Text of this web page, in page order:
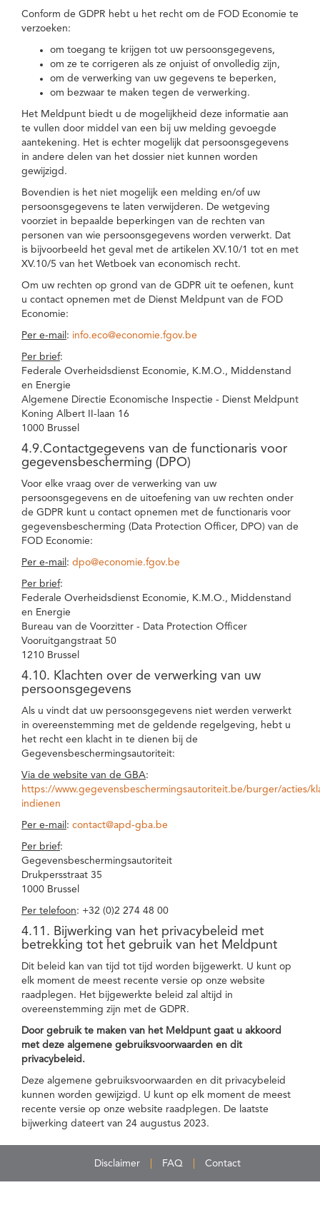
Conform de GDPR hebt u het recht om de FOD Economie te
verzoeken:
om toegang te krijgen tot uw persoonsgegevens,
om ze te corrigeren als ze onjuist of onvolledig zijn,
om de verwerking van uw gegevens te beperken,
om bezwaar te maken tegen de verwerking.
Het Meldpunt biedt u de mogelijkheid deze informatie aan
te vullen door middel van een bij uw melding gevoegde
aantekening. Het is echter mogelijk dat persoonsgegevens
in andere delen van het dossier niet kunnen worden
gewijzigd.
Bovendien is het niet mogelijk een melding en/of uw
persoonsgegevens te laten verwijderen. De wetgeving
voorziet in bepaalde beperkingen van de rechten van
personen van wie persoonsgegevens worden verwerkt. Dat
is bijvoorbeeld het geval met de artikelen XV.10/1 tot en met
XV.10/5 van het Wetboek van economisch recht.
Om uw rechten op grond van de GDPR uit te oefenen, kunt
u contact opnemen met de Dienst Meldpunt van de FOD
Economie:
Per e-mail : info.eco@economie.fgov.be
Per brief:
Federale Overheidsdienst Economie, K.M.O., Middenstand
en Energie
Algemene Directie Economische Inspectie - Dienst Meldpunt
Koning Albert II-laan 16
1000 Brussel
4.9.Contactgegevens van de functionaris voor
gegevensbescherming (DPO)
Voor elke vraag over de verwerking van uw
persoonsgegevens en de uitoefening van uw rechten onder
de GDPR kunt u contact opnemen met de functionaris voor
gegevensbescherming (Data Protection Officer, DPO) van de
FOD Economie:
Per e-mail : dpo@economie.fgov.be
Per brief:
Federale Overheidsdienst Economie, K.M.O., Middenstand
en Energie
Bureau van de Voorzitter - Data Protection Officer
Vooruitgangstraat 50
1210 Brussel
4.10. Klachten over de verwerking van uw
persoonsgegevens
Als u vindt dat uw persoonsgegevens niet werden verwerkt
in overeenstemming met de geldende regelgeving, hebt u
het recht een klacht in te dienen bij de
Gegevensbeschermingsautoriteit:
Via de website van de GBA:
https://www.gegevensbeschermingsautoriteit.be/burger/acties/
indienen
Per e-mail : contact@apd-gba.be
Per brief:
Gegevensbeschermingsautoriteit
Drukpersstraat 35
1000 Brussel
Per telefoon: +32 (0)2 274 48 00
4.11. Bijwerking van het privacybeleid met
betrekking tot het gebruik van het Meldpunt
Dit beleid kan van tijd tot tijd worden bijgewerkt. U kunt op
elk moment de meest recente versie op onze website
raadplegen. Het bijgewerkte beleid zal altijd in
overeenstemming zijn met de GDPR.
Door gebruik te maken van het Meldpunt gaat u akkoord
met deze algemene gebruiksvoorwaarden en dit
privacybeleid.
Deze algemene gebruiksvoorwaarden en dit privacybeleid
kunnen worden gewijzigd. U kunt op elk moment de meest
recente versie op onze website raadplegen. De laatste
bijwerking dateert van 24 augustus 2023.
Disclaimer FAQ Contact